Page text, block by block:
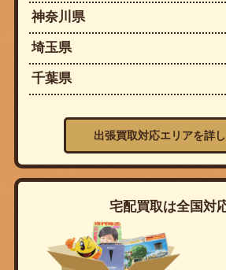
神奈川県
埼玉県
千葉県
出張買取対応エリアを詳
宅配買取は全国対